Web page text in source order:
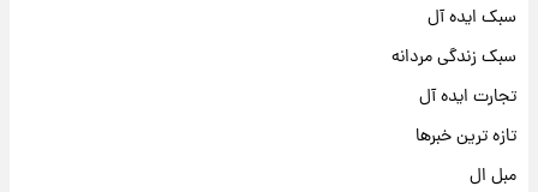
سبک ایده آل
سبک زندگی مردانه
تجارت ایده آل
تازه ترین خبرها
مبل ال